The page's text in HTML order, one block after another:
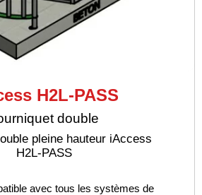
H2L-PASS
double
pleine hauteur iAccess
H2L-PASS
avec tous les systèmes de